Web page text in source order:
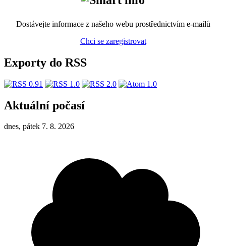
Dostávejte informace z našeho webu prostřednictvím e-mailů
Chci se zaregistrovat
Exporty do RSS
Aktuální počasí
dnes, pátek 7. 8. 2026